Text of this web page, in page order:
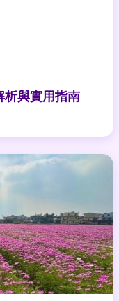
析與實用指南